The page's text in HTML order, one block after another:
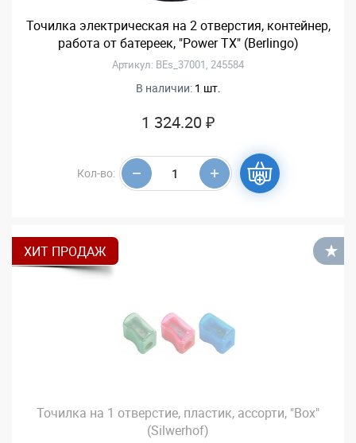
Точилка электрическая на 2 отверстия, контейнер,
работа от батереек, "Power TX" (Berlingo)
Артикул: BEs_37001, 245584
В наличии: 1 шт.
1 324.20 ₽
Кол-во:
ХИТ ПРОДАЖ
Точилка на 1 отверстие, пластик, ассорти, "Box"
(Silwerhof)